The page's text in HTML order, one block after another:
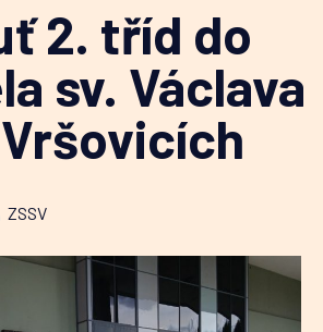
2. tříd do
sv. Václava
ZSSV